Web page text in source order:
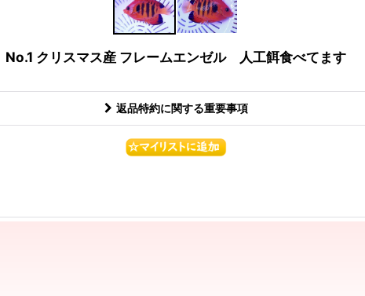
No.1 クリスマス産 フレームエンゼル 人工餌食べてます
返品特約に関する重要事項